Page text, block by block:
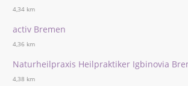
4,34 km
activ Bremen
4,36 km
Naturheilpraxis Heilpraktiker Igbinovia
4,38 km